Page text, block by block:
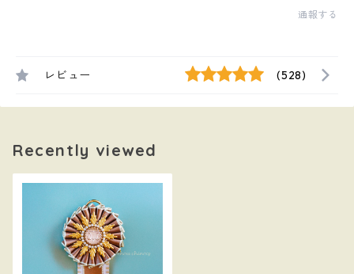
通報する
レビュー (528)
Recently viewed